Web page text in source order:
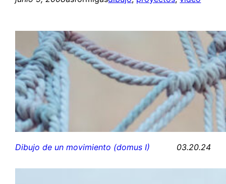
Dibujo de un movimiento (domus I) 03.20.24